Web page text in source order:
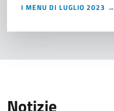
I MENU DI LUGLIO 2023 →